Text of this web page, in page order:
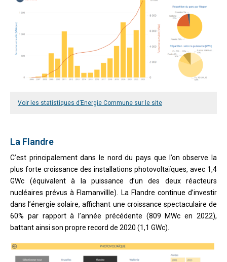
Voir les statistiques d’Energie Commune sur le site
La Flandre
C’est principalement dans le nord du pays que l’on observe la
plus forte croissance des installations photovoltaïques, avec 1,4
GWc (équivalent à la puissance d’un des deux réacteurs
nucléaires prévus à Flamanvillle). La Flandre continue d’investir
dans l’énergie solaire, affichant une croissance spectaculaire de
60% par rapport à l’année précédente (809 MWc en 2022),
battant ainsi son propre record de 2020 (1,1 GWc).